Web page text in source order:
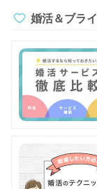
婚活＆ブラ